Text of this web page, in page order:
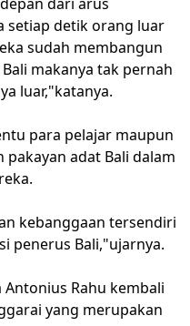
setiap detik orang luar
sudah membangun
makanya tak pernah
luar,"katanya.
para pelajar maupun
adat Bali dalam
kebanggaan tersendiri
penerus Bali,"ujarnya.
Rahu kembali
yang merupakan